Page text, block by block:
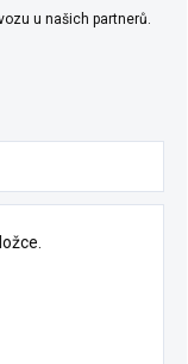
u našich partnerů.